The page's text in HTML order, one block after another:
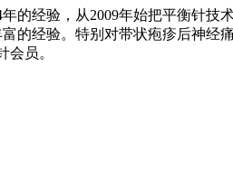
经验，从2009年始把平衡针技
的经验。特别对带状疱疹后神经
员。